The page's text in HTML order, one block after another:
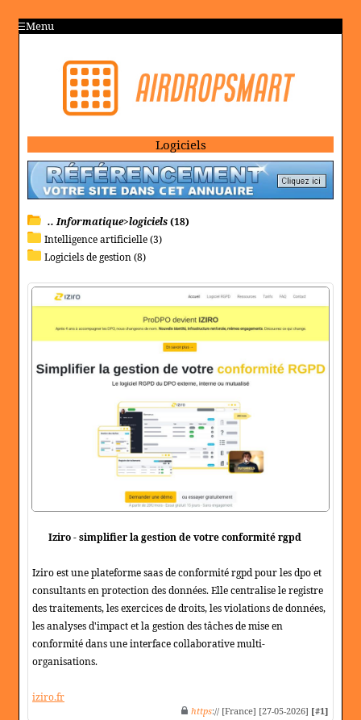
Menu
Logiciels
.. Informatique>logiciels(18)
Intelligence artificielle (3)
Logiciels de gestion (8)
Iziro - simplifier la gestion de votre conformité rgpd
Iziro est une plateforme saas de conformité rgpd pour les dpo et
consultants en protection des données. Elle centralise le registre
des traitements, les exercices de droits, les violations de données,
les analyses d'impact et la gestion des tâches de mise en
conformité dans une interface collaborative multi-
organisations.
iziro.fr
https:// [France] [27-05-2026] [#1]